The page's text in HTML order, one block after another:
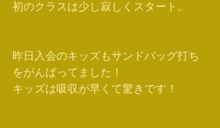
初のクラスは少し寂しくスタート。
昨日入会のキッズもサンドバッグ打ち
をがんばってました！
キッズは吸収が早くて驚きです！